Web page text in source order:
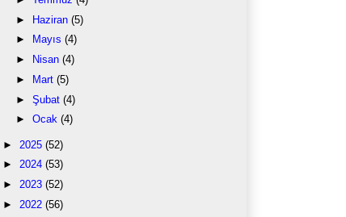
► Haziran (5)
►
Mayıs (4)
►
Nisan (4)
►
Mart (5)
► Şubat (4)
► Ocak (4)
► 2025 (52)
► 2024 (53)
► 2023 (52)
► 2022 (56)